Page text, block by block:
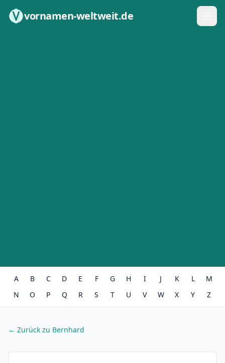
vornamen-weltweit.de
A B C D E F G H I J K L
M
N
O P Q R S T U V W X Y Z
← Zurück zu Bernhard